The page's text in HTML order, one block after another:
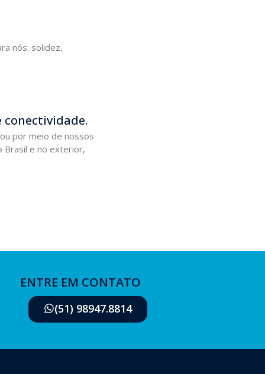
nós: solidez,
por meio de nossos
Brasil e no exterior,
ENTRE EM CONTATO
(51) 98947.8814